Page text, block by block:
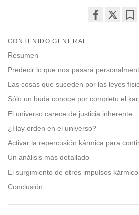
CONTENIDO GENERAL
Resumen
Predecir lo que nos pasará
Las cosas que suceden por las leyes
Sólo un buda conoce por completo el
El universo carece de justicia inherente
¿Hay orden en el universo?
Activar la repercusión kármica para
Un análisis más detallado
El surgimiento de otros impulsos
Conclusión